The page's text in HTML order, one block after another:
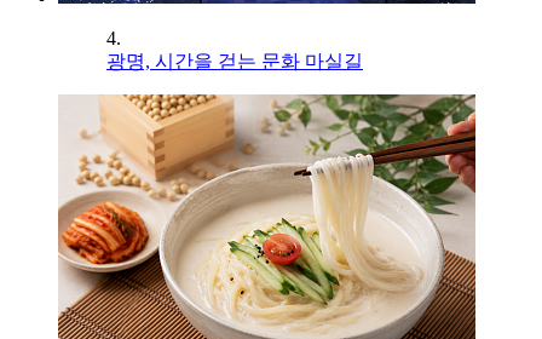
4.
광명, 시간을 걷는 문화 마실길